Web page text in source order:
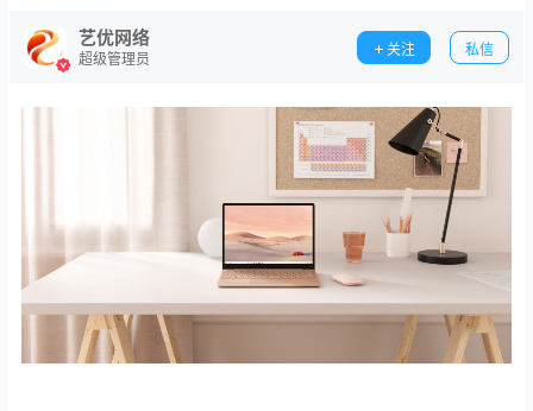
艺优网络
超级管理员
关注 私信